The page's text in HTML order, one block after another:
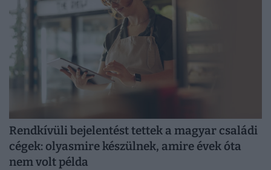
Rendkívüli bejelentést tettek a magyar családi
cégek: olyasmire készülnek, amire évek óta
nem volt példa